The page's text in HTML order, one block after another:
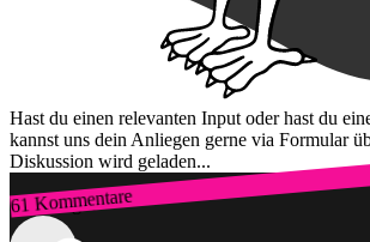
Hast du einen relevanten Input oder hast du
kannst uns dein Anliegen gerne via Formular
Diskussion wird geladen...
61 Kommentare
Zum Login